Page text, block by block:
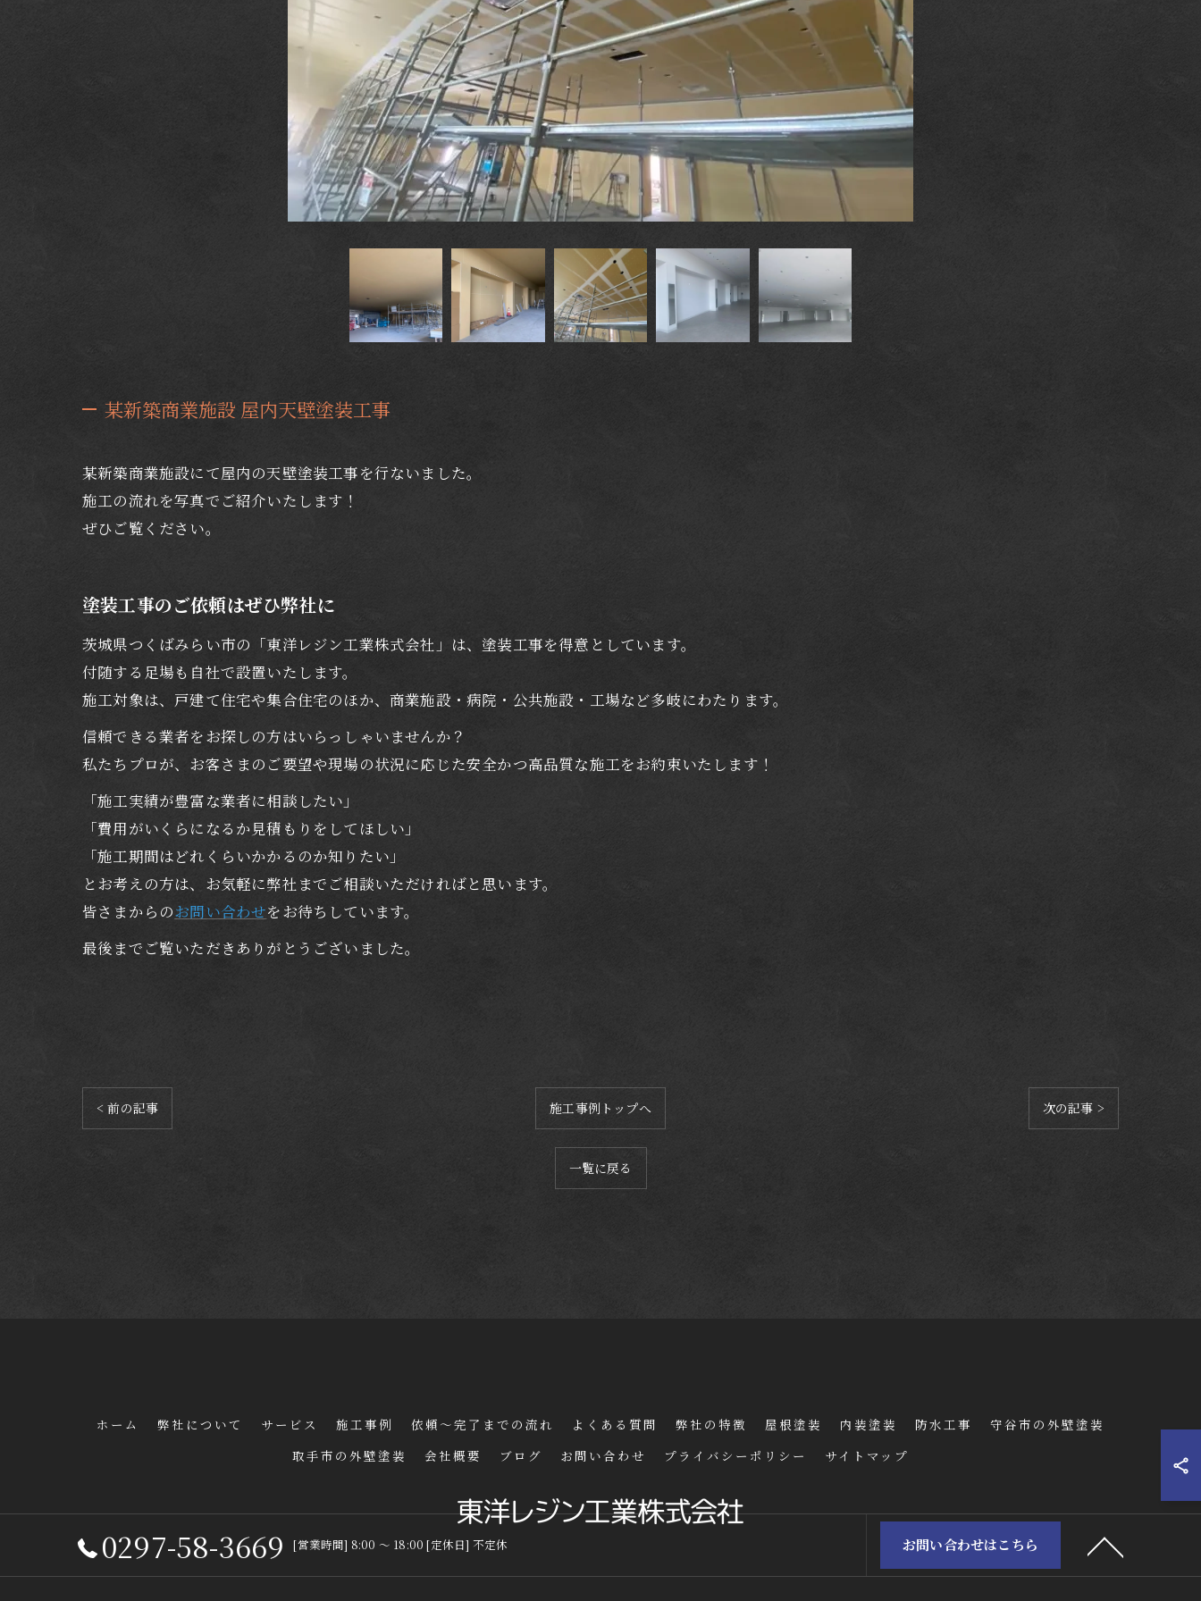
某新築商業施設 屋内天壁塗装工事
某新築商業施設にて屋内の天壁塗装工事を行ないました。
施工の流れを写真でご紹介いたします！
ぜひご覧ください。
塗装工事のご依頼はぜひ弊社に
茨城県つくばみらい市の「東洋レジン工業株式会社」は、塗装工事を得意としています。
付随する足場も自社で設置いたします。
施工対象は、戸建て住宅や集合住宅のほか、商業施設・病院・公共施設・工場など多岐にわたります。
信頼できる業者をお探しの方はいらっしゃいませんか？
私たちプロが、お客さまのご要望や現場の状況に応じた安全かつ高品質な施工をお約束いたします！
「施工実績が豊富な業者に相談したい」
「費用がいくらになるか見積もりをしてほしい」
「施工期間はどれくらいかかるのか知りたい」
とお考えの方は、お気軽に弊社までご相談いただければと思います。
皆さまからのお問い合わせをお待ちしています。
最後までご覧いただきありがとうございました。
< 前の記事 施工事例トップへ 次の記事 >
一覧に戻る
0297-58-3669 [営業時間] 8:00 ～ 18:00 [定休日] 不定休 お問い合わせはこちら
ホーム 弊社について サービス 施工事例 依頼～完了までの流れ よくある質問 弊社の特徴 屋根塗装 内装塗装 防水工事
守谷市の外壁塗装
取手市の外壁塗装
会社概要 ブログ お問い合わせ プライバシーポリシー サイトマップ